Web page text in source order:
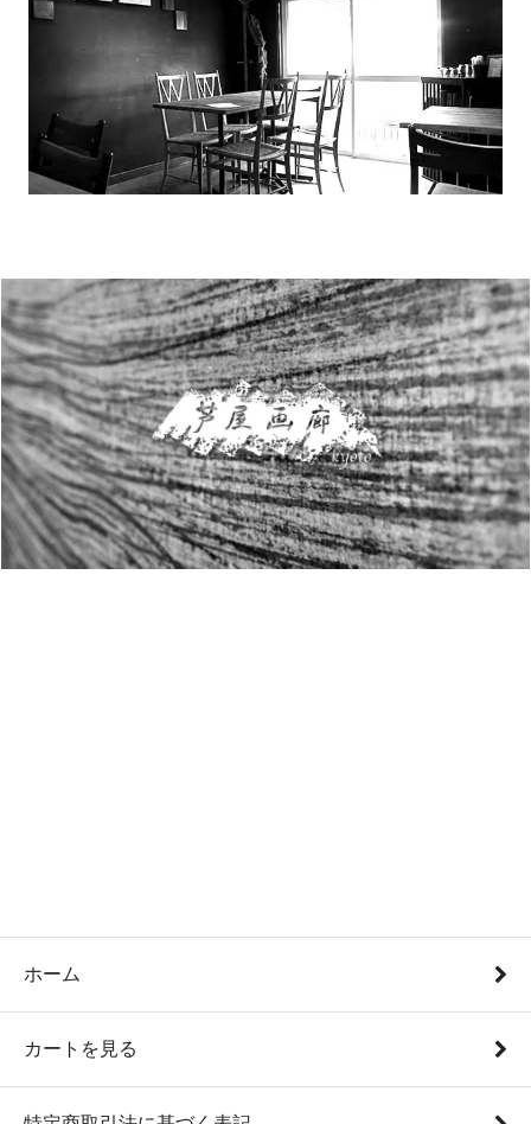
ホーム
カートを見る